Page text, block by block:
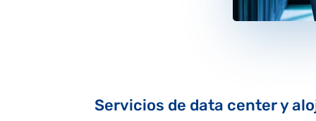
Servicios de data center y